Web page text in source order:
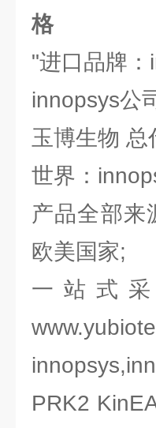
格
"进口品牌
innopsys公
玉博生物
世界：
产品全部来
欧美国家;
一站式
PRK2